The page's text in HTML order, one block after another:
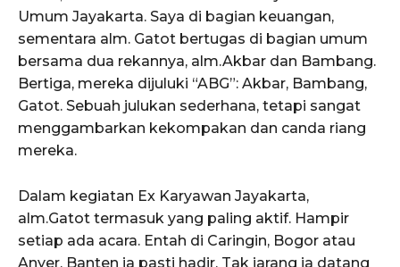
Umum Jayakarta. Saya di bagian keuangan,
sementara alm. Gatot bertugas di bagian umum
bersama dua rekannya, alm.Akbar dan Bambang.
Bertiga, mereka dijuluki “ABG”: Akbar, Bambang,
Gatot. Sebuah julukan sederhana, tetapi sangat
menggambarkan kekompakan dan canda riang
mereka.
Dalam kegiatan Ex Karyawan Jayakarta,
alm.Gatot termasuk yang paling aktif. Hampir
setiap ada acara. Entah di Caringin, Bogor atau
Anyer, Banten ia pasti hadir. Tak jarang ia datang